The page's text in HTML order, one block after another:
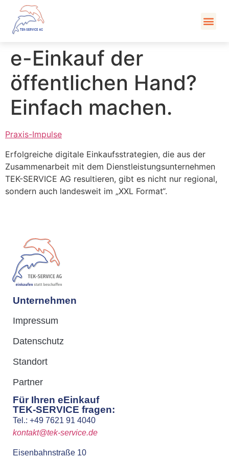
e-Einkauf der
öffentlichen Hand?
Einfach machen.
Praxis-Impulse
Erfolgreiche digitale Einkaufsstrategien, die aus der
Zusammenarbeit mit dem Dienstleistungsunternehmen
TEK-SERVICE AG resultieren, gibt es nicht nur regional,
sondern auch landesweit im „XXL Format“.
Unternehmen
Impressum
Datenschutz
Standort
Partner
Für Ihren eEinkauf
TEK-SERVICE fragen:
Tel.: +49 7621 91 4040
kontakt@tek-service.de
Eisenbahnstraße 10